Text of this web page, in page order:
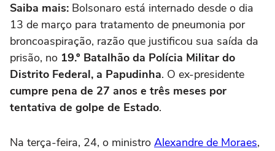
Saiba mais: Bolsonaro está internado desde o dia
13 de março para tratamento de pneumonia por
broncoaspiração, razão que justificou sua saída da
prisão, no 19.º Batalhão da Polícia Militar do
Distrito Federal, a Papudinha. O ex-presidente
cumpre pena de 27 anos e três meses por
tentativa de golpe de Estado.
Na terça-feira, 24, o ministro Alexandre de Moraes,